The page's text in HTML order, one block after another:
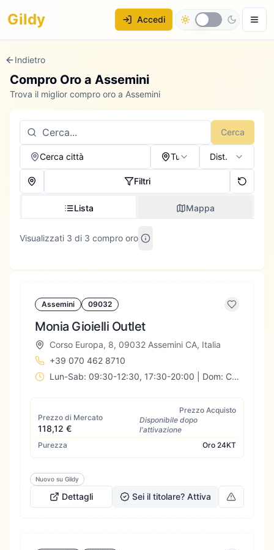
Gildy Accedi
Indietro
Compro Oro a Assemini
Trova il miglior compro oro a Assemini
Cerca
Cerca città Tutti Dist.
Filtri
Lista Mappa
Visualizzati 3 di 3 compro oro
Assemini 09032
Monia Gioielli Outlet
Corso Europa, 8, 09032 Assemini CA, Italia
+39 070 462 8710
Lun-Sab: 09:30-12:30, 17:30-20:00 | Dom: Chiuso
Prezzo di Mercato
118,12 €
Prezzo Acquisto
Disponibile dopo
l'attivazione
Purezza
Oro 24KT
Nuovo su Gildy
Dettagli Sei il titolare? Attiva